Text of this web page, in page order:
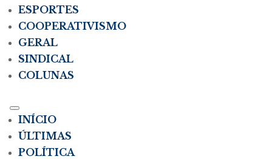
ESPORTES
COOPERATIVISMO
GERAL
SINDICAL
COLUNAS
INÍCIO
ÚLTIMAS
POLÍTICA